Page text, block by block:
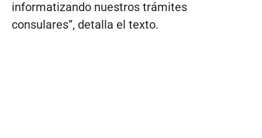
informatizando nuestros trámites
consulares”, detalla el texto.